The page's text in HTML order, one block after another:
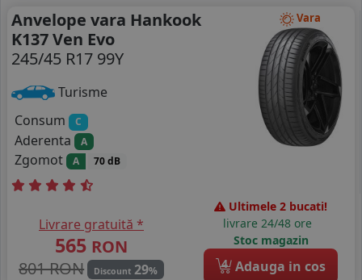
Vara
Anvelope vara Hankook
K137 Ven Evo
245/45 R17 99Y
Turisme
Consum
C
Aderenta A
Zgomot A 70 dB
Livrare gratuită *
565 RON
801 RON
Discount 29%
Ultimele 2 bucati!
livrare 24/48 ore
Stoc magazin
4 Adauga in cos